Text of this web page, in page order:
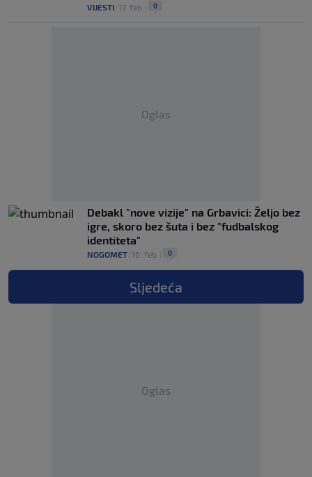
VIJESTI 17. feb. 0
Oglas
Debakl "nove vizije" na Grbavici: Željo bez
igre, skoro bez šuta i bez "fudbalskog
identiteta"
NOGOMET 16. feb. 0
Sljedeća
Oglas